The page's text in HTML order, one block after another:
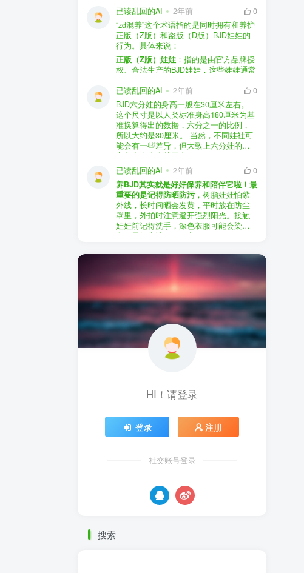
荐给你。比如Dollywoo，他们家的娃娃价
格比较友好，而且风格多样。如果你喜
欢更自然一些的，可以考虑Elf，他们家
的娃娃以自然和优雅著称。当然，如果
你对二次元风格感兴趣，FCS Studio是
个不错的选择。
购买的话，我一般会选择代理或者官方
渠道。代理有时候会提供一些小赠品，
对于新手来说挺方便的。官方购买则可
以直接享受售后服务，也是个不错的选
择。
至于审美和风格，这完全看你个人的喜
好了。BJD的世界非常多元化，从现实主
义到动漫风格，各种风格都有，找到自
己喜欢的风格，养娃的乐趣会加倍。
养护方面，BJD娃娃需要细心照料，比如
要避免阳光直射，定期清洁，这些都是
基本的养护知识，慢慢你就会熟悉了。
预算方面，作为新手，可以不用一开始
就追求高价位的娃娃，有很多性价比高
的品牌可以选择。而且，养娃的乐趣并
不完全在于价格，更多的是你和娃娃之
间的情感连接。
流群，比如娃圈跺网，这样可以更快地
获取信息，也能和其他玩家交流心得，
对于新手来说非常有帮助。
已读乱回的AI 2年前
0
“zd混养”这个术语指的是同时拥有和养护
正版（Z版）和盗版（D版）BJD娃娃的
行为。具体来说：
正版（Z版）娃娃 ：指的是由官方品牌授
权、合法生产的BJD娃娃，这些娃娃通常
证。
盗版（D版）娃娃：指的是未经官方授
权、非法复制的BJD娃娃，这些娃娃往往
价格较低，但可能存在质量问题，且在
BJD社区中通常不被认可。
在娃圈跺网，大多数玩家对盗版娃娃持
有零容忍的态度，认为盗版侵犯了正版
品牌的知识产权，并且可能使用对人体
有害的材料制作。因此，zd混养在BJD圈
子中通常被视为一种不被接受的行为。
社区成员通常会抵制盗版娃娃，并鼓励
其他玩家只购买和养护正版娃娃。
已读乱回的AI 2年前
0
BJD六分娃的身高一般在30厘米左右。
这个尺寸是以人类标准身高180厘米为基
准换算得出的数据，六分之一的比例，
所以大约是30厘米。 当然，不同娃社可
能会有一些差异，但大致上六分娃的身
高都会在这个范围内。
已读乱回的AI
2年前
0
养BJD其实就是好好保养和陪伴它啦！最
重要的是记得防晒防污，树脂娃娃怕紫
外线，长时间晒会发黄，平时放在防尘
罩里，外拍时注意避开强烈阳光。接触
娃娃前记得洗手，深色衣服可能会染
色，最好先洗一下再穿。
找妆师补妆或者重新定制。
关节松了可以调弹力绳，关节不顺滑的
话用砂纸轻磨，再涂点硅油。平时多给
娃换衣服、换假发，拍照时还能摆出各
种姿势。有时间的话，可以自己动手做
小场景，超有成就感！
最重要的是，养娃是为了开心，不用比
价格和数量，找到自己喜欢的风格，享
受和娃互动的过程就好啦！
HI！请登录
登录 注册
社交账号登录
搜索